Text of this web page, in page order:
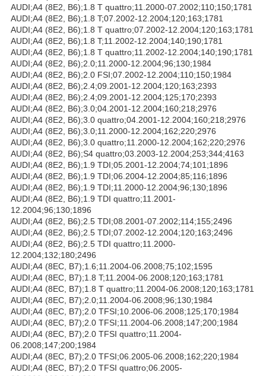
AUDI;A4 (8E2, B6);1.8 T quattro;11.2000-07.2002;110;150;1781
AUDI;A4 (8E2, B6);1.8 T;07.2002-12.2004;120;163;1781
AUDI;A4 (8E2, B6);1.8 T quattro;07.2002-12.2004;120;163;1781
AUDI;A4 (8E2, B6);1.8 T;11.2002-12.2004;140;190;1781
AUDI;A4 (8E2, B6);1.8 T quattro;11.2002-12.2004;140;190;1781
AUDI;A4 (8E2, B6);2.0;11.2000-12.2004;96;130;1984
AUDI;A4 (8E2, B6);2.0 FSI;07.2002-12.2004;110;150;1984
AUDI;A4 (8E2, B6);2.4;09.2001-12.2004;120;163;2393
AUDI;A4 (8E2, B6);2.4;09.2001-12.2004;125;170;2393
AUDI;A4 (8E2, B6);3.0;04.2001-12.2004;160;218;2976
AUDI;A4 (8E2, B6);3.0 quattro;04.2001-12.2004;160;218;2976
AUDI;A4 (8E2, B6);3.0;11.2000-12.2004;162;220;2976
AUDI;A4 (8E2, B6);3.0 quattro;11.2000-12.2004;162;220;2976
AUDI;A4 (8E2, B6);S4 quattro;03.2003-12.2004;253;344;4163
AUDI;A4 (8E2, B6);1.9 TDI;05.2001-12.2004;74;101;1896
AUDI;A4 (8E2, B6);1.9 TDI;06.2004-12.2004;85;116;1896
AUDI;A4 (8E2, B6);1.9 TDI;11.2000-12.2004;96;130;1896
AUDI;A4 (8E2, B6);1.9 TDI quattro;11.2001-
12.2004;96;130;1896
AUDI;A4 (8E2, B6);2.5 TDI;08.2001-07.2002;114;155;2496
AUDI;A4 (8E2, B6);2.5 TDI;07.2002-12.2004;120;163;2496
AUDI;A4 (8E2, B6);2.5 TDI quattro;11.2000-
12.2004;132;180;2496
AUDI;A4 (8EC, B7);1.6;11.2004-06.2008;75;102;1595
AUDI;A4 (8EC, B7);1.8 T;11.2004-06.2008;120;163;1781
AUDI;A4 (8EC, B7);1.8 T quattro;11.2004-06.2008;120;163;1781
AUDI;A4 (8EC, B7);2.0;11.2004-06.2008;96;130;1984
AUDI;A4 (8EC, B7);2.0 TFSI;10.2006-06.2008;125;170;1984
AUDI;A4 (8EC, B7);2.0 TFSI;11.2004-06.2008;147;200;1984
AUDI;A4 (8EC, B7);2.0 TFSI quattro;11.2004-
06.2008;147;200;1984
AUDI;A4 (8EC, B7);2.0 TFSI;06.2005-06.2008;162;220;1984
AUDI;A4 (8EC, B7);2.0 TFSI quattro;06.2005-